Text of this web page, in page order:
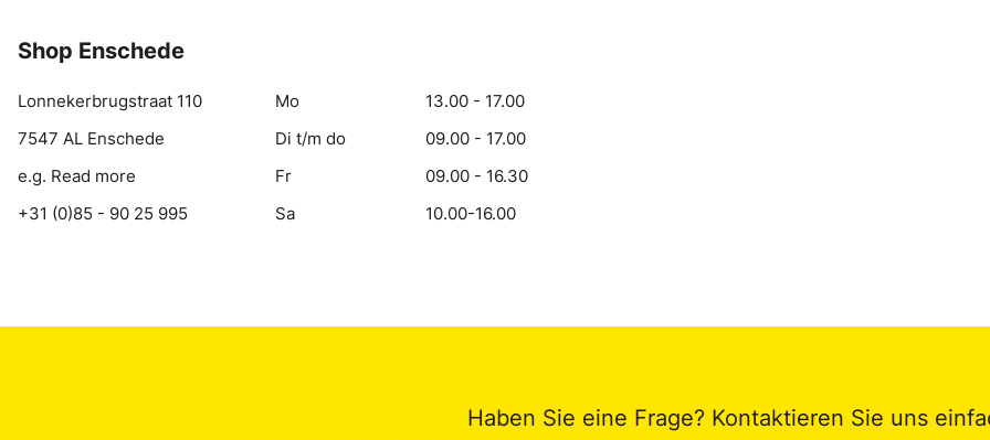
Shop Enschede
Lonnekerbrugstraat 110
7547 AL Enschede
e.g. Read more
+31 (0)85 - 90 25 995
Mo
13.00 - 17.00
Di t/m do
09.00 - 17.00
Fr
09.00 - 16.30
Sa
10.00-16.00
Haben Sie eine Frage? Kontaktieren Sie uns